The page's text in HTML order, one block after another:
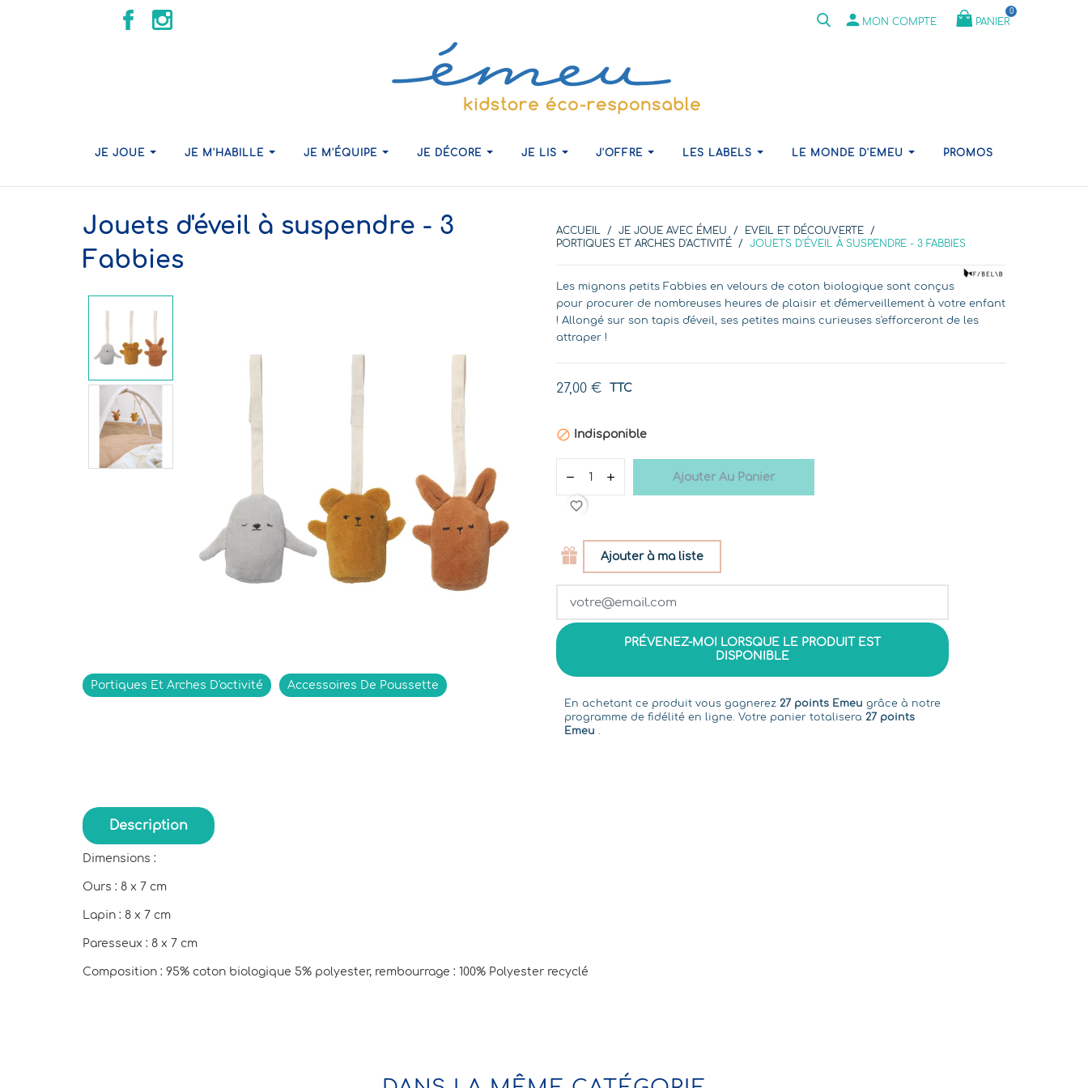
person MON COMPTE
0
PANIER
JE JOUE JE M'HABILLE JE M'ÉQUIPE JE DÉCORE JE LIS J'OFFRE LES LABELS LE MONDE D'EMEU PROMOS
Jouets d'éveil à suspendre - 3
Fabbies
Portiques Et Arches D'activité Accessoires De Poussette
ACCUEIL JE JOUE AVEC ÉMEU
EVEIL ET DÉCOUVERTE
PORTIQUES ET ARCHES D'ACTIVITÉ
JOUETS D'ÉVEIL À SUSPENDRE - 3 FABBIES
Les mignons petits Fabbies en velours de coton biologique sont conçus
pour procurer de nombreuses heures de plaisir et d'émerveillement à votre enfant
! Allongé sur son tapis d'éveil, ses petites mains curieuses s'efforceront de les
attraper !
27,00 € TTC
 Indisponible
Ajouter Au Panier
favorite_border
Ajouter à ma liste
PRÉVENEZ-MOI LORSQUE LE PRODUIT EST
DISPONIBLE
En achetant ce produit vous gagnerez 27 points Emeu grâce à notre
programme de fidélité en ligne. Votre panier totalisera 27 points
Emeu
Description
Dimensions :
Ours : 8 x 7 cm
Lapin : 8 x 7 cm
Paresseux : 8 x 7 cm
Composition : 95% coton biologique 5% polyester, rembourrage : 100% Polyester recyclé